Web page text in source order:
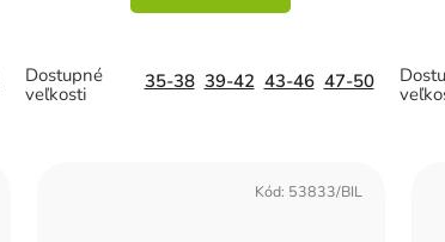
35-38 39-42 43-46 47-50
Kód: 53833/BIL